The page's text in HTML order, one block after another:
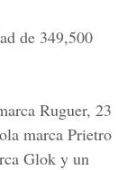
de 349,500
Ruguer, 23
marca Prietro
Glok y un